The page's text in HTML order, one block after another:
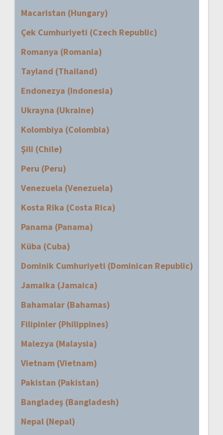
Macaristan (Hungary)
Çek Cumhuriyeti (Czech Republic)
Romanya (Romania)
Tayland (Thailand)
Endonezya (Indonesia)
Ukrayna (Ukraine)
Kolombiya (Colombia)
Şili (Chile)
Peru (Peru)
Venezuela (Venezuela)
Kosta Rika (Costa Rica)
Panama (Panama)
Küba (Cuba)
Dominik Cumhuriyeti (Dominican Republic)
Jamaika (Jamaica)
Bahamalar (Bahamas)
Filipinler (Philippines)
Malezya (Malaysia)
Vietnam (Vietnam)
Pakistan (Pakistan)
Bangladeş (Bangladesh)
Nepal (Nepal)